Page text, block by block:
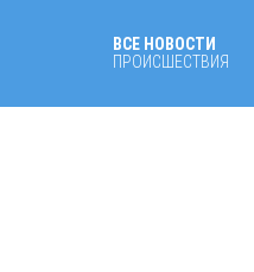
ВСЕ НОВОСТИ
ПРОИСШЕСТВИЯ